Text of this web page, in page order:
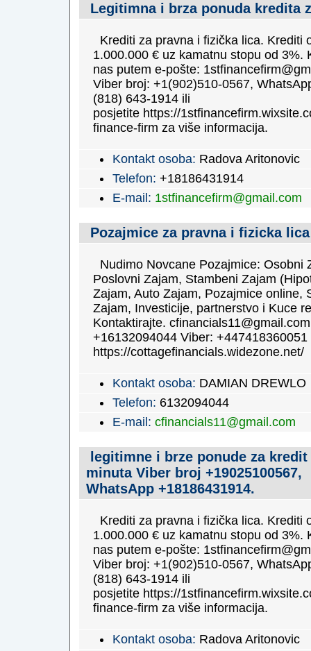
Legitimna i brza ponuda kredita
Krediti za pravna i fizička lica. Krediti
1.000.000 € uz kamatnu stopu od 3%.
nas putem e-pošte:
Viber broj: +1(902)510-0567,
(818) 643-1914 ili
posjetite https://
finance-firm za više informacija.
Kontakt osoba: Radova Aritonovic
Telefon: +18186431914
E-mail: 1stfinancefirm@gmail.com
Pozajmice za pravna i fizicka lica
Nudimo Novcane Pozajmice: Osobni
Poslovni Zajam, Stambeni Zajam
Zajam, Auto Zajam, Pozajmice online,
Zajam, Investicije, partnerstvo i Kuce
Kontaktirajte.
+16132094044 Viber: +447418360051
https://cottagefinancials.widezone.net/
Kontakt osoba: DAMIAN DREWLO
Telefon: 6132094044
E-mail: cfinancials11@gmail.com
legitimne i brze ponude za kredit
minuta Viber broj +19025100567,
WhatsApp +18186431914.
Krediti za pravna i fizička lica. Krediti
1.000.000 € uz kamatnu stopu od 3%.
nas putem e-pošte:
Viber broj: +1(902)510-0567,
(818) 643-1914 ili
posjetite https://
finance-firm za više informacija.
Kontakt osoba: Radova Aritonovic